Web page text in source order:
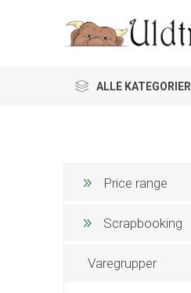
ALLE KATEGORIER
Price range
Scrapbooking
Varegrupper